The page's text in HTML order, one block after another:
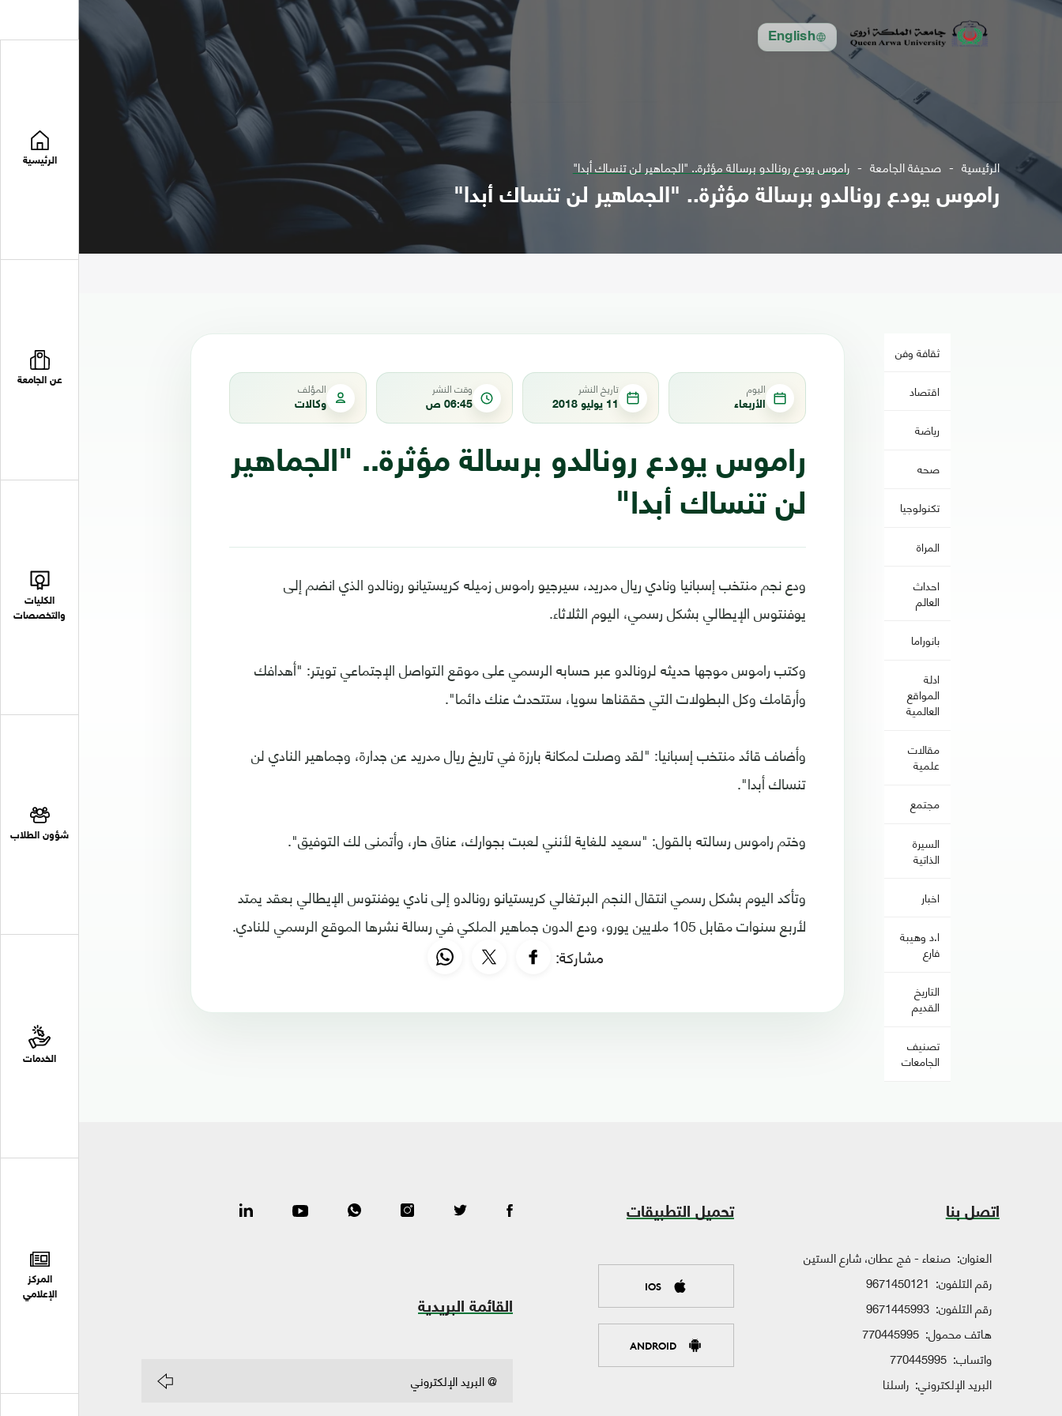
English
الرئيسية
عن الجامعة
الكليات
والتخصصات
شؤون الطلاب
الخدمات
المركز
الإعلامي
الرئيسية صحيفة الجامعة راموس يودع رونالدو برسالة مؤثرة.. "الجماهير لن تنساك أبدا"
راموس يودع رونالدو برسالة مؤثرة.. "الجماهير لن تنساك أبدا"
ثقافة وفن
اقتصاد
رياضة
صحه
تكنولوجيا
المراة
احداث
العالم
بانوراما
ادلة
المواقع
العالمية
مقالات
علمية
مجتمع
السيرة
الذاتية
اخبار
ا.د وهيبة
فارع
التاريخ
القديم
تصنيف
الجامعات
اليوم
الأربعاء
تاريخ النشر
11 يوليو 2018
وقت النشر
06:45 ص
المؤلف
وكالات
راموس يودع رونالدو برسالة مؤثرة.. "الجماهير
لن تنساك أبدا"
ودع نجم منتخب إسبانيا ونادي ريال مدريد، سيرجيو راموس زميله كريستيانو رونالدو الذي انضم إلى
يوفنتوس الإيطالي بشكل رسمي، اليوم الثلاثاء.
وكتب راموس موجها حديثه لرونالدو عبر حسابه الرسمي على موقع التواصل الإجتماعي تويتر: "أهدافك
وأرقامك وكل البطولات التي حققناها سويا، ستتحدث عنك دائما".
وأضاف قائد منتخب إسبانيا: "لقد وصلت لمكانة بارزة في تاريخ ريال مدريد عن جدارة، وجماهير النادي لن
تنساك أبدا".
وختم راموس رسالته بالقول: "سعيد للغاية لأنني لعبت بجوارك، عناق حار، وأتمنى لك التوفيق".
وتأكد اليوم بشكل رسمي انتقال النجم البرتغالي كريستيانو رونالدو إلى نادي يوفنتوس الإيطالي بعقد يمتد
لأربع سنوات مقابل 105 ملايين يورو، ودع الدون جماهير الملكي في رسالة نشرها الموقع الرسمي للنادي.
مشاركة:
اتصل بنا
العنوان: صنعاء - فج عطان، شارع الستين
رقم التلفون: 9671450121
رقم التلفون: 9671445993
هاتف محمول: 770445995
واتساب: 770445995
البريد الإلكتروني: راسلنا
تحميل التطبيقات
IOS
ANDROID
القائمة البريدية